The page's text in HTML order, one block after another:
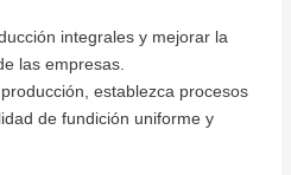
integrales y mejorar la
las empresas.
establezca procesos
de fundición uniforme y